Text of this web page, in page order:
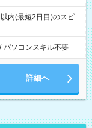
内(最短2日目)のスピ
/ パソコンスキル不要
詳細へ